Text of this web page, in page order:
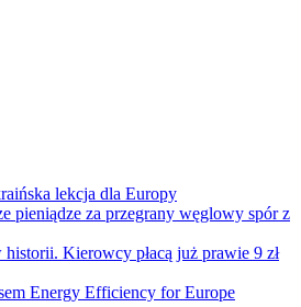
lekcja dla Europy
pieniądze za przegrany węglowy spór z
Kierowcy płacą już prawie 9 zł
Energy Efficiency for Europe